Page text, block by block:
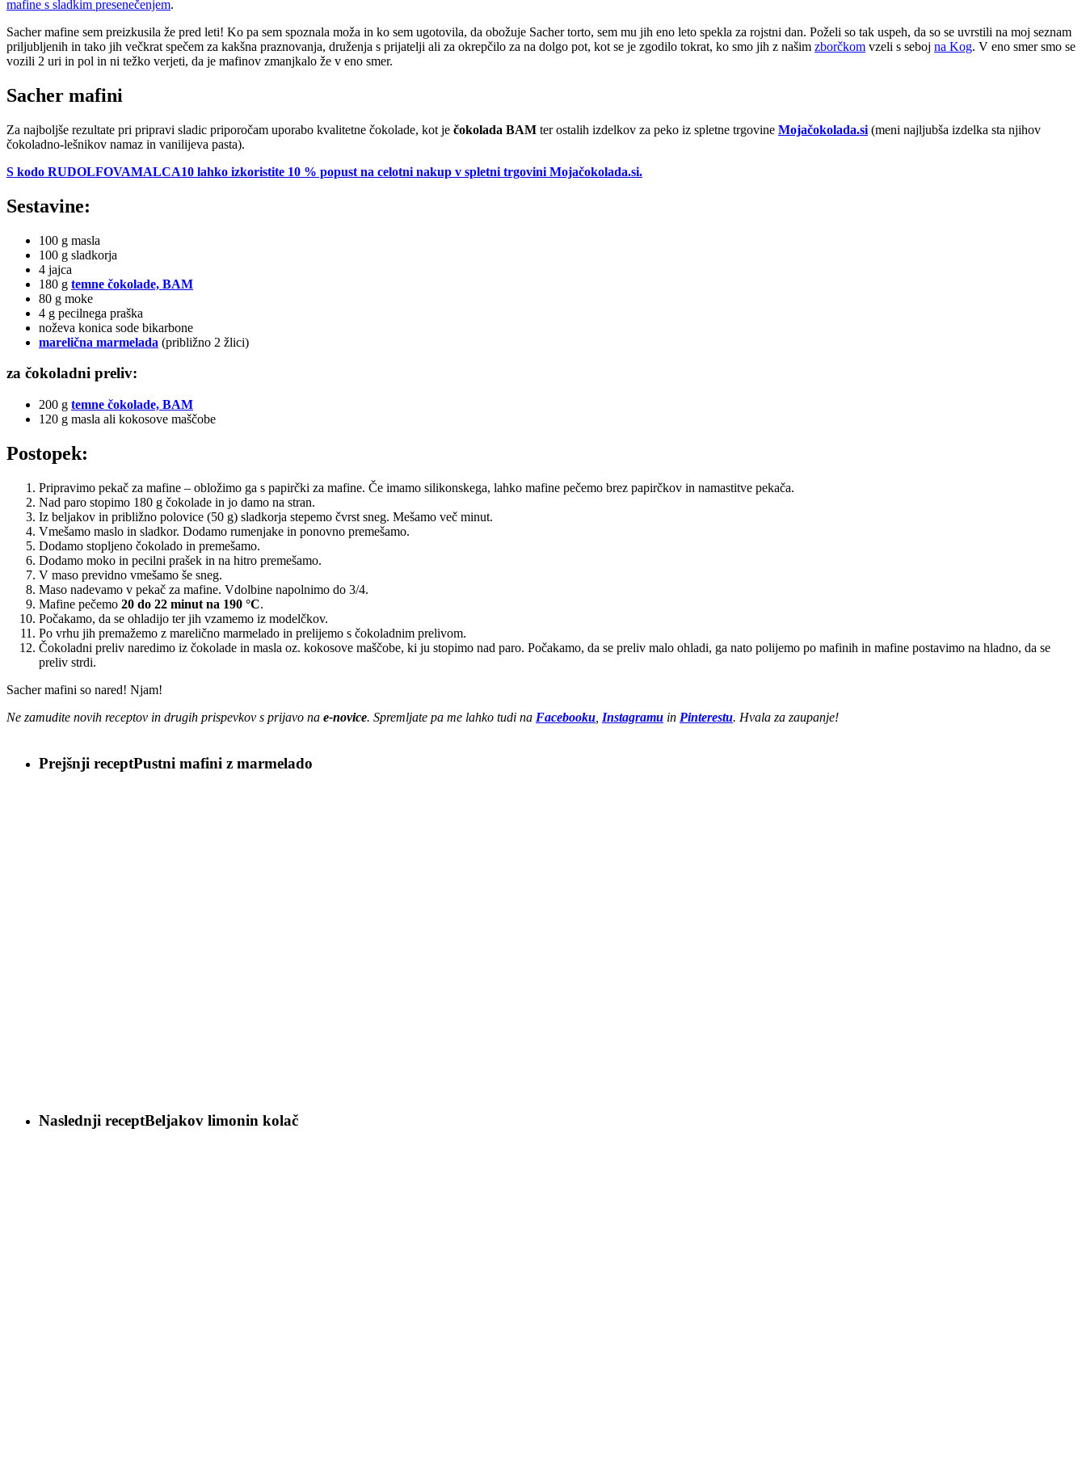
mafine s sladkim presenečenjem.
Sacher mafine sem preizkusila že pred leti! Ko pa sem spoznala moža in ko sem ugotovila, da obožuje Sacher torto, sem mu jih eno leto spekla za rojstni dan. Poželi so tak uspeh, da so se uvrstili na moj seznam
priljubljenih in tako jih večkrat spečem za kakšna praznovanja, druženja s prijatelji ali za okrepčilo za na dolgo pot, kot se je zgodilo tokrat, ko smo jih z našim zborčkom vzeli s seboj na Kog. V eno smer smo se
vozili 2 uri in pol in ni težko verjeti, da je mafinov zmanjkalo že v eno smer.
Sacher mafini
Za najboljše rezultate pri pripravi sladic priporočam uporabo kvalitetne čokolade, kot je čokolada BAM ter ostalih izdelkov za peko iz spletne trgovine Mojačokolada.si (meni najljubša izdelka sta njihov
čokoladno-lešnikov namaz in vanilijeva pasta).
S kodo RUDOLFOVAMALCA10 lahko izkoristite 10 % popust na celotni nakup v spletni trgovini Mojačokolada.si.
Sestavine:
100 g masla
100 g sladkorja
4 jajca
180 g temne čokolade, BAM
80 g moke
4 g pecilnega praška
noževa konica sode bikarbone
marelična marmelada (približno 2 žlici)
za čokoladni preliv:
200 g temne čokolade, BAM
120 g masla ali kokosove maščobe
Postopek:
Pripravimo pekač za mafine – obložimo ga s papirčki za mafine. Če imamo silikonskega, lahko mafine pečemo brez papirčkov in namastitve pekača.
Nad paro stopimo 180 g čokolade in jo damo na stran.
Iz beljakov in približno polovice (50 g) sladkorja stepemo čvrst sneg. Mešamo več minut.
Vmešamo maslo in sladkor. Dodamo rumenjake in ponovno premešamo.
Dodamo stopljeno čokolado in premešamo.
Dodamo moko in pecilni prašek in na hitro premešamo.
V maso previdno vmešamo še sneg.
Maso nadevamo v pekač za mafine. Vdolbine napolnimo do 3/4.
Mafine pečemo 20 do 22 minut na 190 °C.
Počakamo, da se ohladijo ter jih vzamemo iz modelčkov.
Po vrhu jih premažemo z marelično marmelado in prelijemo s čokoladnim prelivom.
Čokoladni preliv naredimo iz čokolade in masla oz. kokosove maščobe, ki ju stopimo nad paro. Počakamo, da se preliv malo ohladi, ga nato polijemo po mafinih in mafine postavimo na hladno, da se
preliv strdi.
Sacher mafini so nared! Njam!
Ne zamudite novih receptov in drugih prispevkov s prijavo na e-novice. Spremljate pa me lahko tudi na Facebooku Instagramu in Pinterestu. Hvala za zaupanje!
Prejšnji receptPustni mafini z marmelado
Naslednji receptBeljakov limonin kolač